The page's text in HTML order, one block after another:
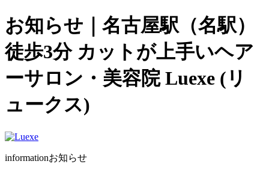
お知らせ｜名古屋駅（名駅）
徒歩3分 カットが上手いヘア
ーサロン・美容院 Luexe (リ
ュークス)
informationお知らせ